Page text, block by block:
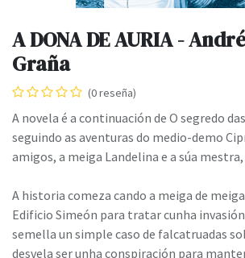
A DONA DE AURIA -
Graña
(0 reseña)
A novela é a continuación de O segredo
seguindo as aventuras do medio-demo
amigos, a meiga Landelina e a súa mestra,
A historia comeza cando a meiga de
Edificio Simeón para tratar cunha
semella un simple caso de falcatruadas
desvela ser unha conspiración para